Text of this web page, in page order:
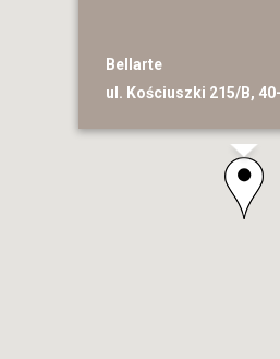
Bellarte
ul. Kościuszki 215/B,